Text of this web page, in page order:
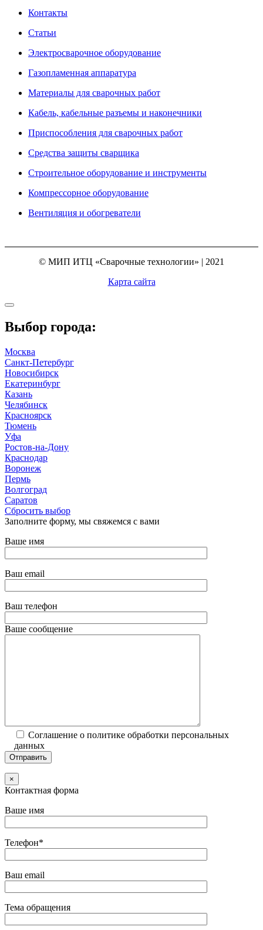
Контакты
Статьи
Электросварочное оборудование
Газопламенная аппаратура
Материалы для сварочных работ
Кабель, кабельные разъемы и наконечники
Приспособления для сварочных работ
Средства защиты сварщика
Строительное оборудование и инструменты
Компрессорное оборудование
Вентиляция и обогреватели
© МИП ИТЦ «Сварочные технологии» | 2021
Карта сайта
Выбор города:
Москва
Санкт-Петербург
Новосибирск
Екатеринбург
Казань
Челябинск
Красноярск
Тюмень
Уфа
Ростов-на-Дону
Краснодар
Воронеж
Пермь
Волгоград
Саратов
Сбросить выбор
Заполните форму, мы свяжемся с вами
Ваше имя
Ваш email
Ваш телефон
Ваше сообщение
Соглашение о политике обработки персональных
данных
×
Контактная форма
Ваше имя
Телефон*
Ваш email
Тема обращения